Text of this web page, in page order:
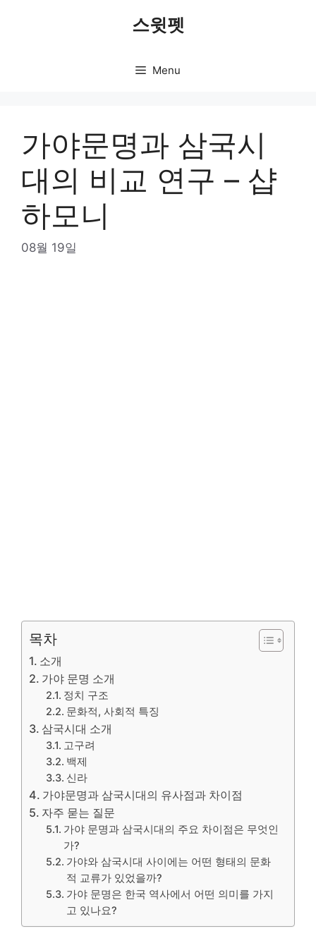
스윗펫
Menu
가야문명과 삼국시
대의 비교 연구 – 샵
하모니
08월 19일
목차
소개
가야 문명 소개
정치 구조
문화적, 사회적 특징
삼국시대 소개
고구려
백제
신라
가야문명과 삼국시대의 유사점과 차이점
자주 묻는 질문
가야 문명과 삼국시대의 주요 차이점은 무엇인
가?
가야와 삼국시대 사이에는 어떤 형태의 문화
적 교류가 있었을까?
가야 문명은 한국 역사에서 어떤 의미를 가지
고 있나요?